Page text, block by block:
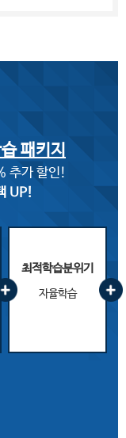
패키지
추가 할인!
UP!
최적학습분위기
자율학습